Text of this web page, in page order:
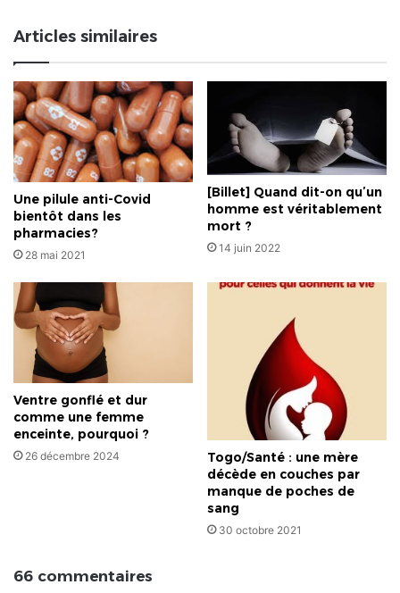
Articles similaires
Une pilule anti-Covid
bientôt dans les
pharmacies?
28 mai 2021
[Billet] Quand dit-on qu’un
homme est véritablement
mort ?
14 juin 2022
Ventre gonflé et dur
comme une femme
enceinte, pourquoi ?
26 décembre 2024
Togo/Santé : une mère
décède en couches par
manque de poches de
sang
30 octobre 2021
66 commentaires